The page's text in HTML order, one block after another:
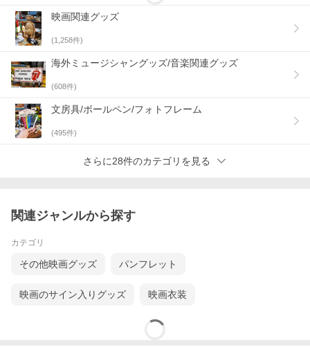
映画関連グッズ
(1,258件)
海外ミュージシャングッズ/音楽関連グッズ
(608件)
文房具/ボールペン/フォトフレーム
(495件)
さらに28件のカテゴリを見る
関連ジャンルから探す
カテゴリ
その他映画グッズ パンフレット
映画のサイン入りグッズ 映画衣装